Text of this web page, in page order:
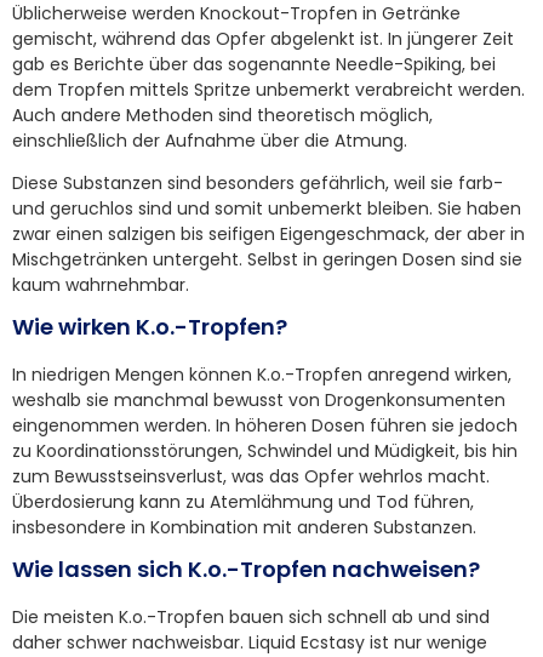
Üblicherweise werden Knockout-Tropfen in Getränke
gemischt, während das Opfer abgelenkt ist. In jüngerer Zeit
gab es Berichte über das sogenannte Needle-Spiking, bei
dem Tropfen mittels Spritze unbemerkt verabreicht werden.
Auch andere Methoden sind theoretisch möglich,
einschließlich der Aufnahme über die Atmung.
Diese Substanzen sind besonders gefährlich, weil sie farb-
und geruchlos sind und somit unbemerkt bleiben. Sie haben
zwar einen salzigen bis seifigen Eigengeschmack, der aber in
Mischgetränken untergeht. Selbst in geringen Dosen sind sie
kaum wahrnehmbar.
Wie wirken K.o.-Tropfen?
In niedrigen Mengen können K.o.-Tropfen anregend wirken,
weshalb sie manchmal bewusst von Drogenkonsumenten
eingenommen werden. In höheren Dosen führen sie jedoch
zu Koordinationsstörungen, Schwindel und Müdigkeit, bis hin
zum Bewusstseinsverlust, was das Opfer wehrlos macht.
Überdosierung kann zu Atemlähmung und Tod führen,
insbesondere in Kombination mit anderen Substanzen.
Wie lassen sich K.o.-Tropfen nachweisen?
Die meisten K.o.-Tropfen bauen sich schnell ab und sind
daher schwer nachweisbar. Liquid Ecstasy ist nur wenige